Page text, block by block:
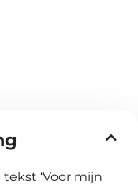
‘Voor mijn